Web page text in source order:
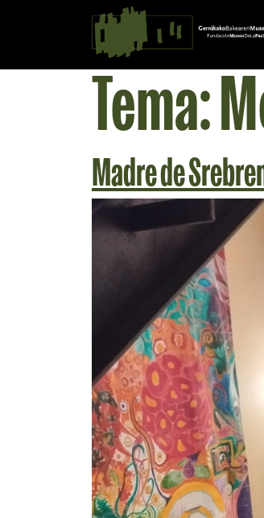
Saltar al contingut
Navegación principal
Tema:
Madre de